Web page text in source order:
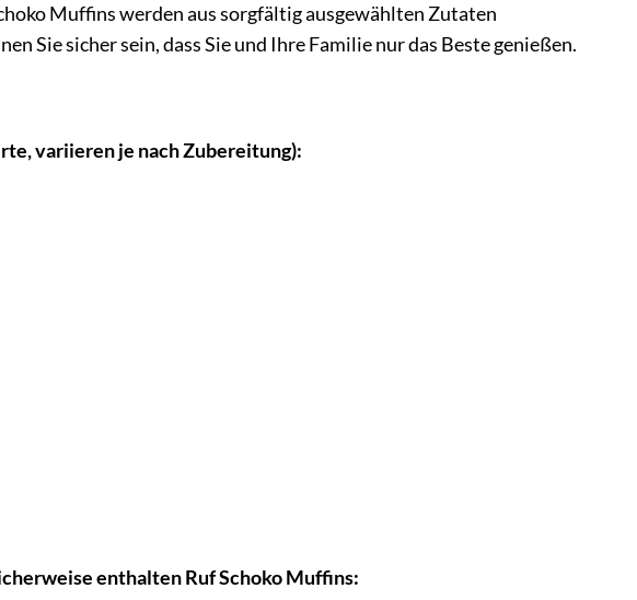
Muffins werden aus sorgfältig ausgewählten Zutaten
Sie sicher sein, dass Sie und Ihre Familie nur das Beste genießen.
variieren je nach Zubereitung):
enthalten Ruf Schoko Muffins: